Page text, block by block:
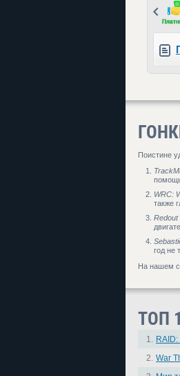
Prev
Поистине
WRC:
также
Redout
год не
На нашем
ТОП
1.
2. War